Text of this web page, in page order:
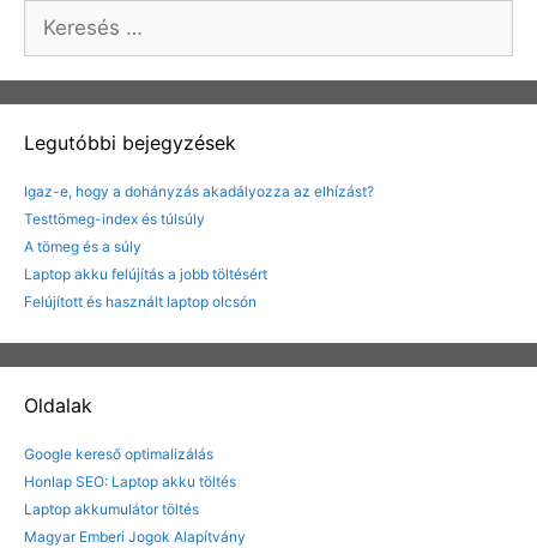
Keresés:
Legutóbbi bejegyzések
Igaz-e, hogy a dohányzás akadályozza az elhízást?
Testtömeg-index és túlsúly
A tömeg és a súly
Laptop akku felújítás a jobb töltésért
Felújított és használt laptop olcsón
Oldalak
Google kereső optimalizálás
Honlap SEO: Laptop akku töltés
Laptop akkumulátor töltés
Magyar Emberi Jogok Alapítvány